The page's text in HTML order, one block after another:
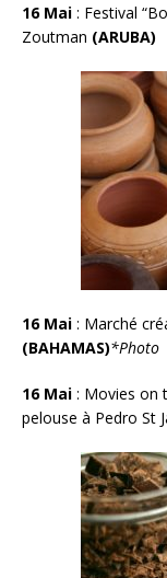
16 Mai : Festival
Zoutman (ARUBA)
16 Mai : Marché
(BAHAMAS)*Photo
16 Mai : Movies on
pelouse à Pedro St